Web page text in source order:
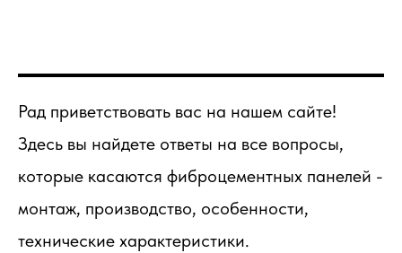
Рад приветствовать вас на нашем сайте!
Здесь вы найдете ответы на все вопросы,
которые касаются фиброцементных панелей -
монтаж, производство, особенности,
технические характеристики.